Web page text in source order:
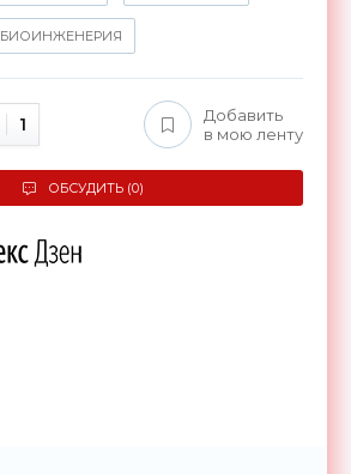
БИОИНЖЕНЕРИЯ
1
Добавить
в мою ленту
ОБСУДИТЬ (0)